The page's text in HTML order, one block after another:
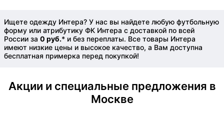
Ищете одежду Интера? У нас вы найдете любую футбольную
форму или атрибутику ФК Интера с доставкой по всей
России за 0 руб.* и без переплаты. Все товары Интера
имеют низкие цены и высокое качество, а Вам доступна
бесплатная примерка перед покупкой!
Акции и специальные предложения в
Москве